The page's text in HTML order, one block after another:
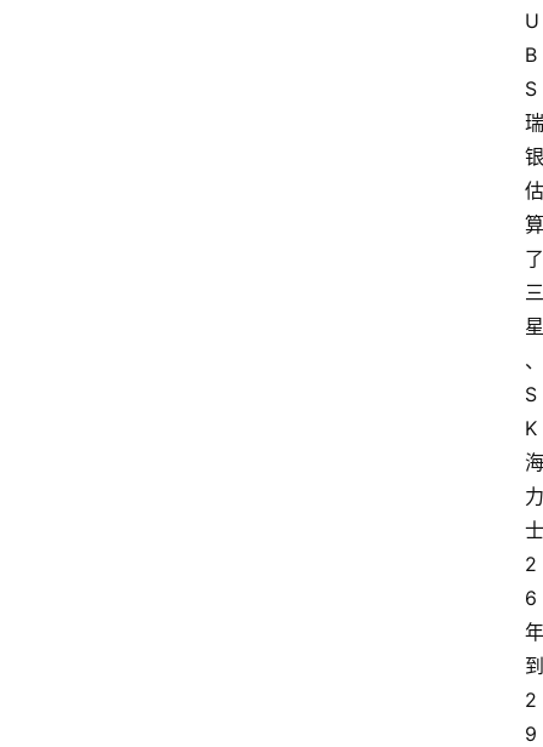
U
B
S
瑞
银
估
算
了
三
星
、
S
K
海
力
士
2
6
年
到
2
9